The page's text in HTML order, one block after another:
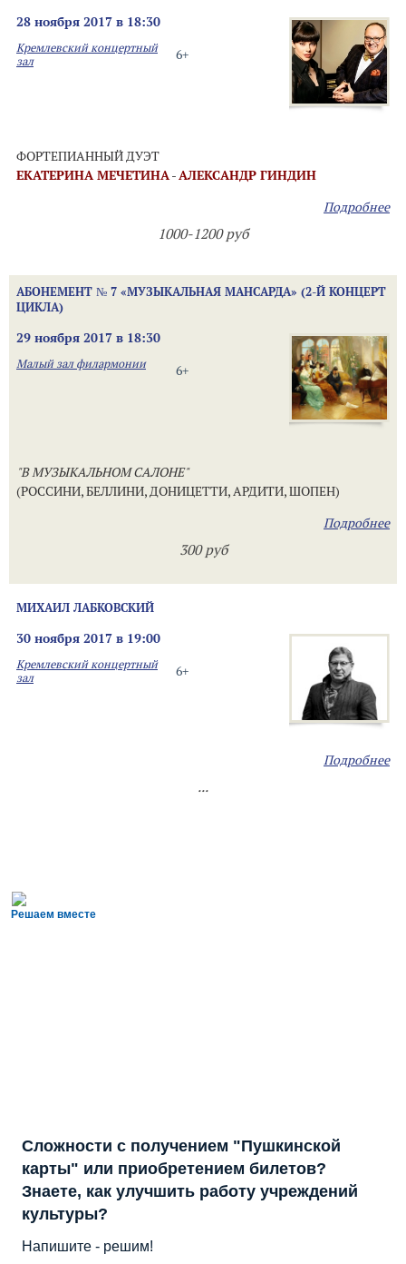
28 ноября 2017 в 18:30
6+
Кремлевский концертный
зал
ФОРТЕПИАННЫЙ ДУЭТ
ЕКАТЕРИНА МЕЧЕТИНА-АЛЕКСАНДР ГИНДИН
Подробнее
1000-1200 руб
АБОНЕМЕНТ № 7 «МУЗЫКАЛЬНАЯ МАНСАРДА» (2-Й КОНЦЕРТ
ЦИКЛА)
29 ноября 2017 в 18:30
6+
Малый зал филармонии
"В МУЗЫКАЛЬНОМ САЛОНЕ"
(РОССИНИ, БЕЛЛИНИ, ДОНИЦЕТТИ, АРДИТИ, ШОПЕН)
Подробнее
300 руб
МИХАИЛ ЛАБКОВСКИЙ
30 ноября 2017 в 19:00
6+
Кремлевский концертный
зал
Подробнее
...
Решаем вместе
Сложности с получением "Пушкинской
карты" или приобретением билетов?
Знаете, как улучшить работу учреждений
культуры?
Напишите - решим!